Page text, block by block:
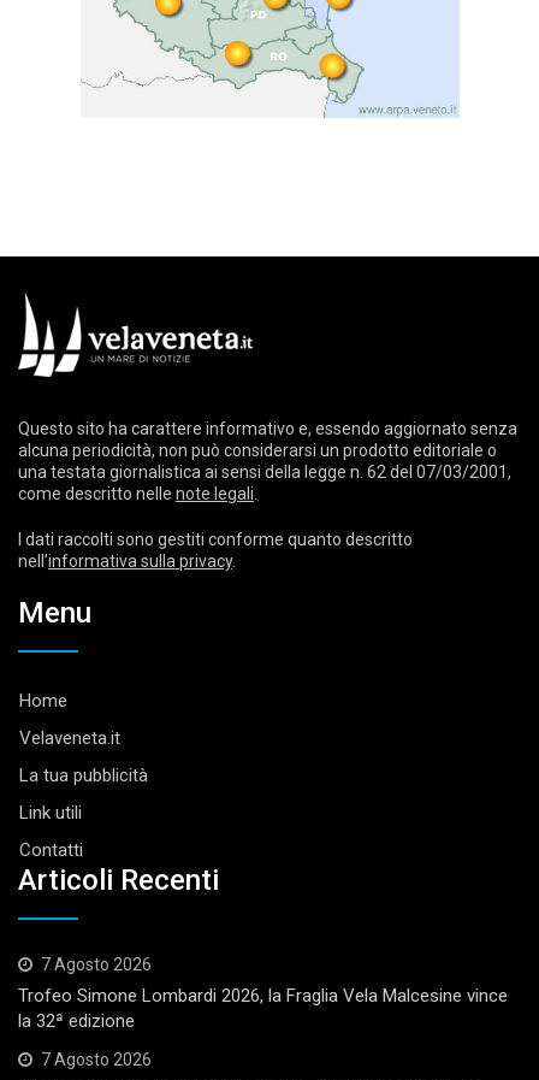
Questo sito ha carattere informativo e, essendo aggiornato senza
alcuna periodicità, non può considerarsi un prodotto editoriale o
una testata giornalistica ai sensi della legge n. 62 del 07/03/2001,
come descritto nelle note legali
I dati raccolti sono gestiti conforme quanto descritto
nell’informativa sulla privacy.
Menu
Home
Velaveneta.it
La tua pubblicità
Link utili
Contatti
Articoli Recenti
7 Agosto 2026
Trofeo Simone Lombardi 2026, la Fraglia Vela Malcesine vince
la 32ª edizione
7 Agosto 2026